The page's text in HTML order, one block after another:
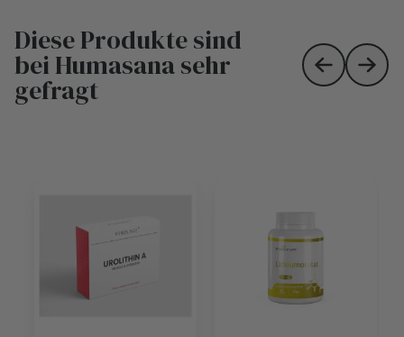
Diese Produkte sind
bei Humasana sehr
gefragt Skip toSkip